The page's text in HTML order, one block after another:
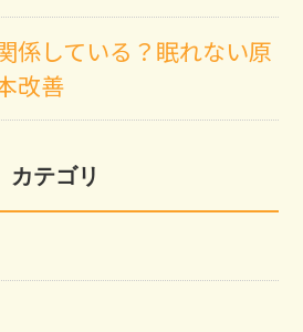
係している？眠れない原
改善
カテゴリ